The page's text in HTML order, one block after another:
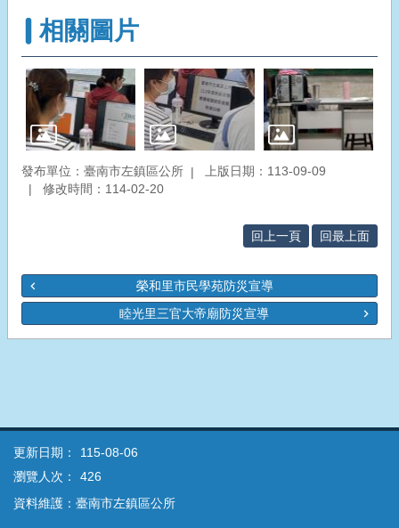
相關圖片
發布單位：臺南市左鎮區公所
上版日期：113-09-09
修改時間：114-02-20
回上一頁 回最上面
榮和里市民學苑防災宣導
睦光里三官大帝廟防災宣導
更新日期：
115-08-06
瀏覽人次：
426
資料維護：臺南市左鎮區公所